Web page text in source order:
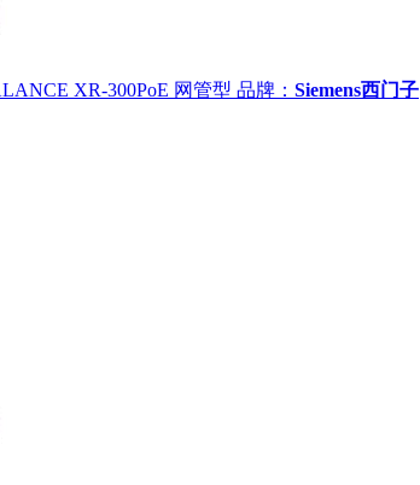
XR-300PoE 网管型 品牌： Siemens西门子